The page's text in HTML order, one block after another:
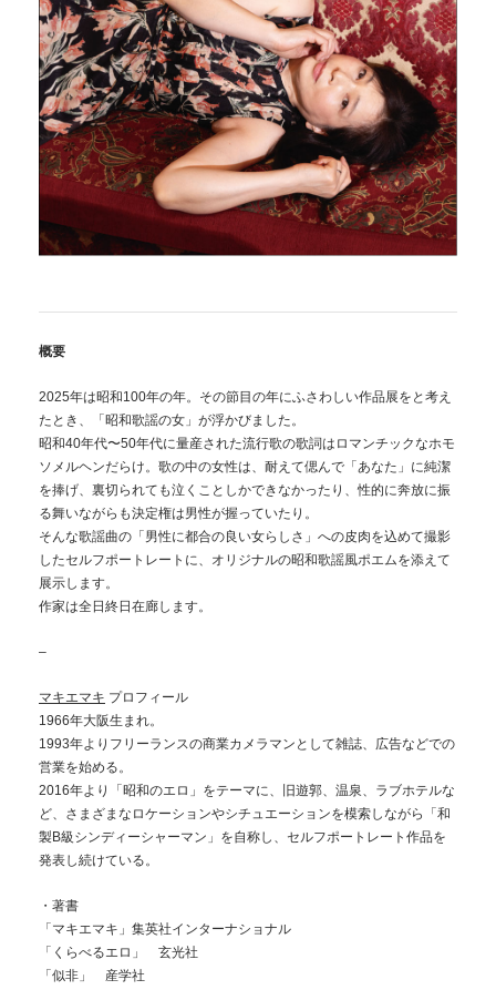
概要
2025年は昭和100年の年。その節目の年にふさわしい作品展をと考え
たとき、「昭和歌謡の女」が浮かびました。
昭和40年代〜50年代に量産された流行歌の歌詞はロマンチックなホモ
ソメルヘンだらけ。歌の中の女性は、耐えて偲んで「あなた」に純潔
を捧げ、裏切られても泣くことしかできなかったり、性的に奔放に振
る舞いながらも決定権は男性が握っていたり。
そんな歌謡曲の「男性に都合の良い女らしさ」への皮肉を込めて撮影
したセルフポートレートに、オリジナルの昭和歌謡風ポエムを添えて
展示します。
作家は全日終日在廊します。
–
マキエマキ プロフィール
1966年大阪生まれ。
1993年よりフリーランスの商業カメラマンとして雑誌、広告などでの
営業を始める。
2016年より「昭和のエロ」をテーマに、旧遊郭、温泉、ラブホテルな
ど、さまざまなロケーションやシチュエーションを模索しながら「和
製B級シンディーシャーマン」を自称し、セルフポートレート作品を
発表し続けている。
・著書
「マキエマキ」集英社インターナショナル
「くらべるエロ」 玄光社
「似非」 産学社